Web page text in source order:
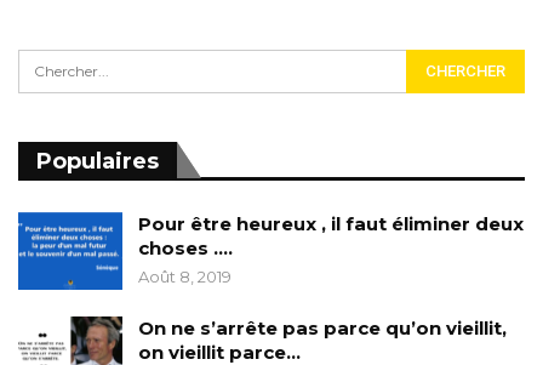
Populaires
Pour être heureux , il faut éliminer deux
choses ….
Août 8, 2019
On ne s’arrête pas parce qu’on vieillit,
on vieillit parce…